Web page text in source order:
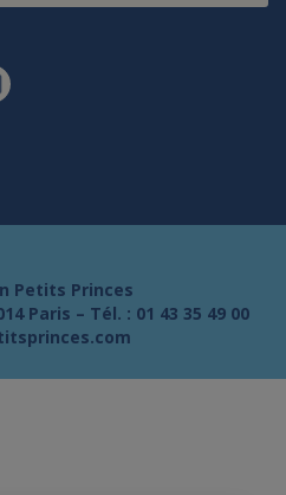
Petits Princes
Paris – Tél. : 01 43 35 49 00